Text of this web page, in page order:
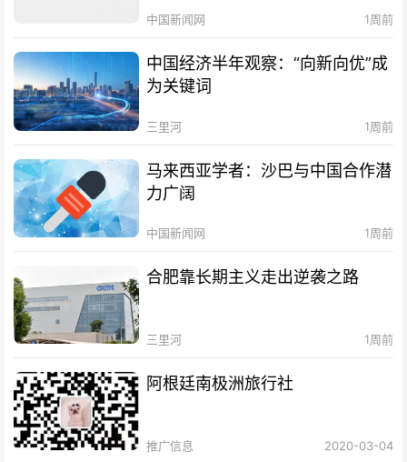
中国新闻网 1周前
中国经济半年观察：“向新向优”成
为关键词
三里河 1周前
马来西亚学者：沙巴与中国合作潜
力广阔
中国新闻网 1周前
合肥靠长期主义走出逆袭之路
三里河 1周前
阿根廷南极洲旅行社
推广信息 2020-03-04